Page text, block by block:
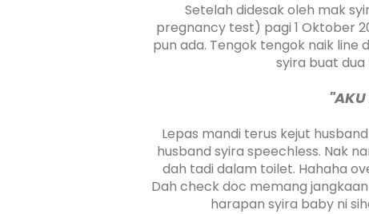
Setelah didesak oleh mak
pregnancy test) pagi 1 Oktober
pun ada. Tengok tengok naik line
syira buat dua
Lepas mandi terus kejut
husband syira speechless. Nak
dah tadi dalam toilet. Hahaha
Dah check doc memang
harapan syira baby ni